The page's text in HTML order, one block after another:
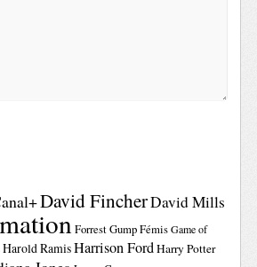
David FincherDavid Mills
Forrest GumpFémis Game of
Harold RamisHarrison FordHarry Potter